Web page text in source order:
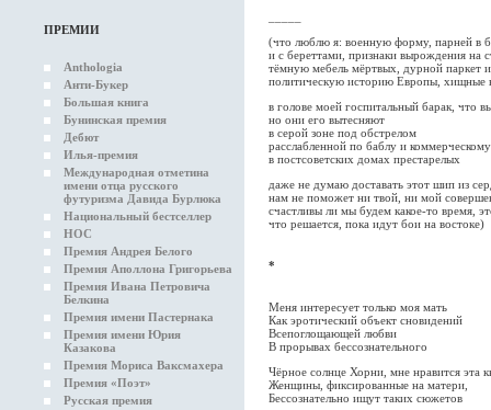
ПРЕМИИ
Anthologia
Анти-Букер
Большая книга
Бунинская премия
Дебют
Илья-премия
Международная отметина
имени отца русского
футуризма Давида Бурлюка
Национальный бестселлер
НОС
Премия Андрея Белого
Премия Аполлона Григорьева
Премия Ивана Петровича
Белкина
Премия имени Пастернака
Премия имени Юрия
Казакова
Премия Мориса Ваксмахера
Премия «Поэт»
Русская премия
(что люблю я: военную форму, парней в
и с береттами, признаки вырождения на
тёмную мебель мёртвых, дурной паркет
политическую историю Европы, хищные
в голове моей госпитальный барак, что
но они его вытесняют
в серой зоне под обстрелом
расслабленной по баблу и
в постсоветских домах престарелых
даже не думаю доставать этот шип из
нам не поможет ни твой, ни мой
счастливы ли мы будем какое-то время,
что решается, пока идут бои на востоке)
*
Меня интересует только моя мать
Как эротический объект сновидений
Всепоглощающей любви
В прорывах бессознательного
Чёрное солнце Хорни, мне нравится эта
Женщины, фиксированные на матери,
Бессознательно ищут таких сюжетов